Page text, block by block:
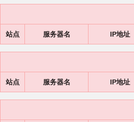
站点 服务器名 IP地址
站点 服务器名 IP地址